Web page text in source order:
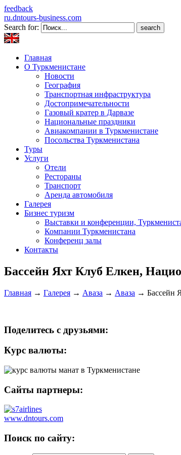
feedback
ru.dntours-business.com
Search for:
Главная
О Туркменистане
Новости
География
Транспортная инфраструктура
Достопримечательности
Газовый кратер в Дарвазе
Национальные праздники
Авиакомпании в Туркменистане
Посольства Туркменистана
Туры
Услуги
Отели
Рестораны
Транспорт
Аренда автомобиля
Галерея
Бизнес туризм
Выставки и конференции,
Компании Туркменистана
Конференц залы
Контакты
Бассейн Яхт Клуб Елкен,
Главная → Галерея → Аваза → Аваза → Бассейн
Поделитесь с друзьями:
Курс валюты:
Сайты партнеры:
www.dntours.com
Поиск по сайту: